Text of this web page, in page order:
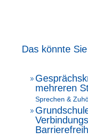
Das könnte
9
mehreren
Sprechen &
9